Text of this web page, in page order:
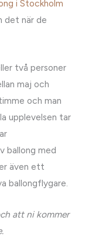
i Stockholm
det när de
två personer
maj och
och man
upplevelsen tar
ballong med
även ett
ballongflygare.
att ni kommer